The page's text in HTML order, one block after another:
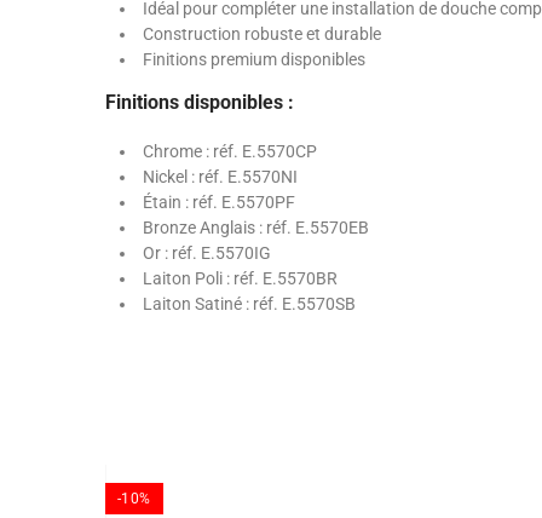
Idéal pour compléter une installation de douche
Construction robuste et durable
Finitions premium disponibles
Finitions disponibles :
Chrome : réf. E.5570CP
Nickel : réf. E.5570NI
Étain : réf. E.5570PF
Bronze Anglais : réf. E.5570EB
Or : réf. E.5570IG
Laiton Poli : réf. E.5570BR
Laiton Satiné : réf. E.5570SB
-10%